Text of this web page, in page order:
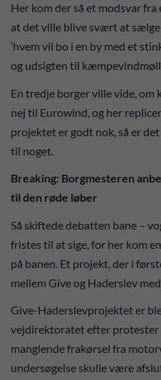
Her kom der så et modsvar
at det ville blive svært at
’hvem vil bo i en by med et
og udsigten til
En tredje borger ville vide,
nej til Eurowind, og her
projektet er godt nok, så er
til noget.
Breaking: Borgmesteren
til den røde løber
Så skiftede debatten bane –
fristes til at sige, for her kom
på banen. Et projekt, der i
mellem Give og Haderslev
Give-Haderslevprojektet er
vejdirektoratet efter protester
manglende frakørsel fra
undersøgelse skulle være